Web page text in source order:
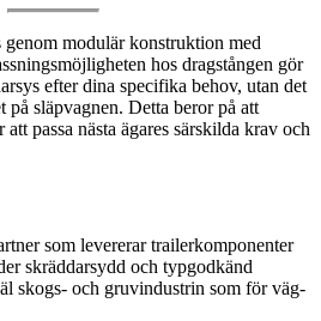
modulär konstruktion med
hos dragstången gör
efter dina specifika behov, utan det
på släpvagnen. Detta beror på att
passa nästa ägares särskilda krav och
som levererar trailerkomponenter
skräddarsydd och typgodkänd
skogs- och gruvindustrin som för väg-